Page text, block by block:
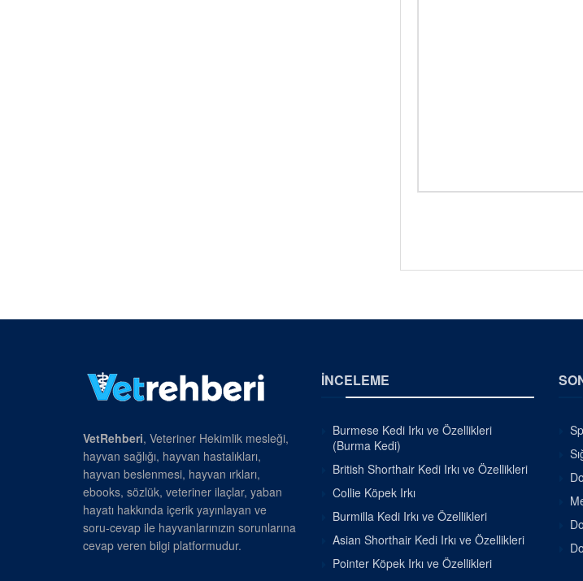
VetRehberi, Veteriner Hekimlik mesleği,
hayvan sağlığı, hayvan hastalıkları,
hayvan beslenmesi, hayvan ırkları,
ebooks, sözlük, veteriner ilaçlar, yaban
hayatı hakkında içerik yayınlayan ve
soru-cevap ile hayvanlarınızın sorunlarına
cevap veren bilgi platformudur.
İNCELEME
Burmese Kedi Irkı ve Özellikleri
(Burma Kedi)
British Shorthair Kedi Irkı ve Özellikleri
Collie Köpek Irkı
Burmilla Kedi Irkı ve Özellikleri
Asian Shorthair Kedi Irkı ve Özellikleri
Pointer Köpek Irkı ve Özellikleri